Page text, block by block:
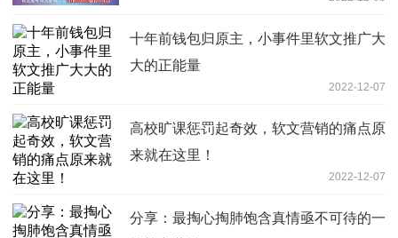
十年前钱包归原主，小事件里软文推广大
大的正能量
2022-12-07
高校旷课惩罚起奇效，软文营销的痛点原
来就在这里！
2022-12-07
分享：最掏心掏肺饱含真情亟不可待的一